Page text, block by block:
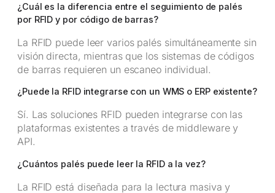
¿Cuál es la diferencia entre el seguimiento de palés
por RFID y por código de barras?
La RFID puede leer varios palés simultáneamente sin
visión directa, mientras que los sistemas de códigos
de barras requieren un escaneo individual.
¿Puede la RFID integrarse con un WMS o ERP existente?
Sí. Las soluciones RFID pueden integrarse con las
plataformas existentes a través de middleware y
API.
¿Cuántos palés puede leer la RFID a la vez?
La RFID está diseñada para la lectura masiva y